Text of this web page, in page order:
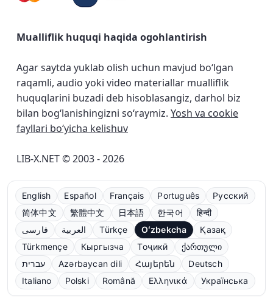
Mualliflik huquqi haqida ogohlantirish
Agar saytda yuklab olish uchun mavjud bo‘lgan
raqamli, audio yoki video materiallar mualliflik
huquqlarini buzadi deb hisoblasangiz, darhol biz
bilan bog‘lanishingizni so‘raymiz. Yosh va cookie
fayllari bo‘yicha kelishuv
LIB-X.NET © 2003 - 2026
English Español Français Português
Русский
简体中文
繁體中文 日本語 한국어
हिन्दी
فارسی
العربية Türkçe Oʻzbekcha
Қазақ
Türkmençe
Кыргызча Тоҷикӣ
ქართული
עברית
Azərbaycan dili Հայերեն
Deutsch
Italiano
Polski Română Ελληνικά Українська